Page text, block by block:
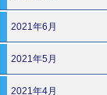
2021年6月
2021年5月
2021年4月